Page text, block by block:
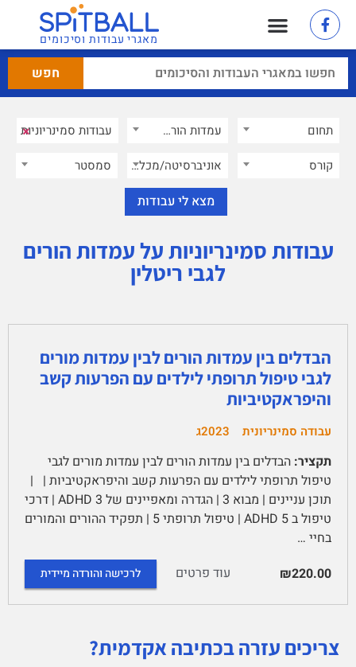
מאגרי עבודות וסיכומים
תחום עמדות הורים לגבי ריטלין ×
קורס אוניברסיטה/מכללה סמסטר
עבודות סמינריוניות על עמדות הורים
לגבי ריטלין
הבדלים בין עמדות הורים לבין עמדות מורים
לגבי טיפול תרופתי לילדים עם הפרעות קשב
והיפראקטיביות
עבודה סמינריונית 2023ג
תקציר: הבדלים בין עמדות הורים לבין עמדות מורים לגבי
טיפול תרופתי לילדים עם הפרעות קשב והיפראקטיביות | |
תוכן עניינים | מבוא 3 | הגדרה ומאפיינים של ADHD 3 | דרכי
טיפול ב ADHD 5 | טיפול תרופתי 5 | תפקיד ההורים והמורים
בחיי …
₪220.00
עוד פרטים לרכישה והורדה מיידית
צריכים עזרה בכתיבה אקדמית?